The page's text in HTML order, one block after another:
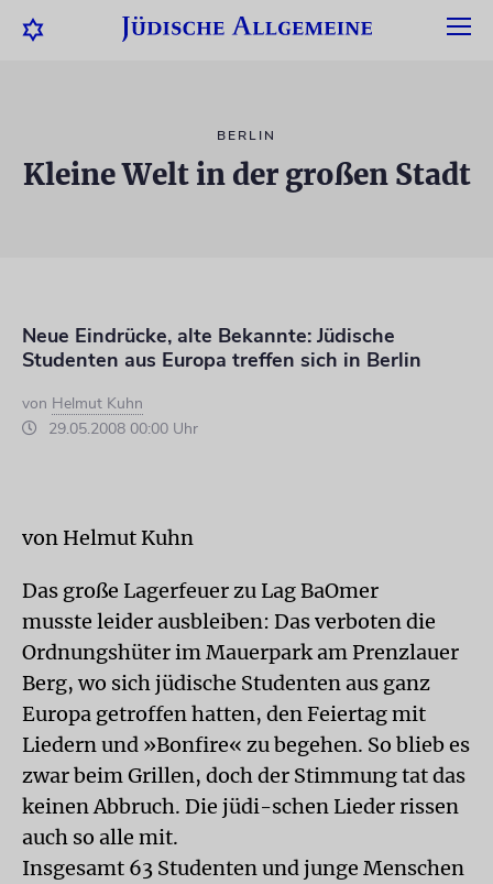
BERLIN
Kleine Welt in der großen Stadt
Neue Eindrücke, alte Bekannte: Jüdische
Studenten aus Europa treffen sich in Berlin
von Helmut Kuhn
29.05.2008 00:00 Uhr
von Helmut Kuhn
Das große Lagerfeuer zu Lag BaOmer
musste leider ausbleiben: Das verboten die
Ordnungshüter im Mauerpark am Prenzlauer
Berg, wo sich jüdische Studenten aus ganz
Europa getroffen hatten, den Feiertag mit
Liedern und »Bonfire« zu begehen. So blieb es
zwar beim Grillen, doch der Stimmung tat das
keinen Abbruch. Die jüdi-schen Lieder rissen
auch so alle mit.
Insgesamt 63 Studenten und junge Menschen